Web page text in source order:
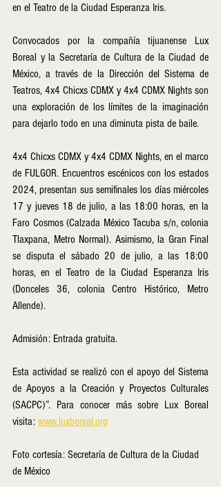
en el Teatro de la Ciudad Esperanza Iris.
Convocados por la compañía tijuanense Lux
Boreal y la Secretaría de Cultura de la Ciudad de
México, a través de la Dirección del Sistema de
Teatros, 4x4 Chicxs CDMX y 4x4 CDMX Nights son
una exploración de los límites de la imaginación
para dejarlo todo en una diminuta pista de baile.
4x4 Chicxs CDMX y 4x4 CDMX Nights, en el marco
de FULGOR. Encuentros escénicos con los estados
2024, presentan sus semifinales los días miércoles
17 y jueves 18 de julio, a las 18:00 horas, en la
Faro Cosmos (Calzada México Tacuba s/n, colonia
Tlaxpana, Metro Normal). Asimismo, la Gran Final
se disputa el sábado 20 de julio, a las 18:00
horas, en el Teatro de la Ciudad Esperanza Iris
(Donceles 36, colonia Centro Histórico, Metro
Allende).
Admisión: Entrada gratuita.
Esta actividad se realizó con el apoyo del Sistema
de Apoyos a la Creación y Proyectos Culturales
(SACPC)”. Para conocer más sobre Lux Boreal
visita: www.luxboreal.org
Foto cortesía: Secretaría de Cultura de la Ciudad
de México